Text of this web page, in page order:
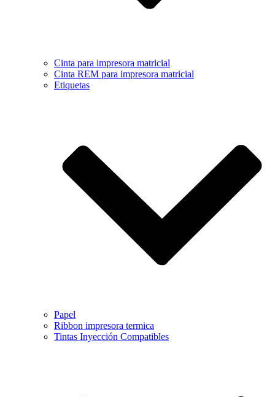
Cinta para impresora matricial
Cinta REM para impresora matricial
Etiquetas
Papel
Ribbon impresora termica
Tintas Inyección Compatibles